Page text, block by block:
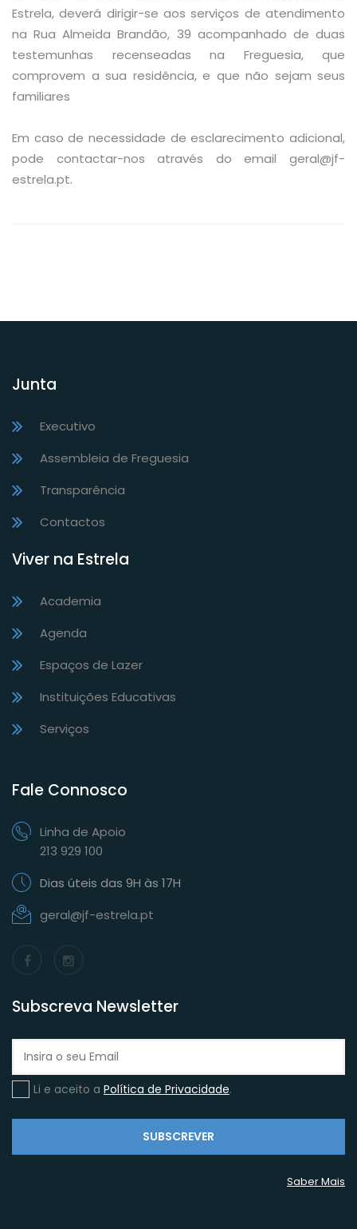
Estrela,deverá dirigir-se aos serviços de atendimento
na Rua Almeida Brandão, 39 acompanhado de duas
testemunhas recenseadas na Freguesia, que
comprovem a sua residência, e que não sejam seus
familiares
Em caso de necessidade de esclarecimento adicional,
pode contactar-nos através do email geral@jf-
estrela.pt.
Junta
Executivo
Assembleia de Freguesia
Transparência
Contactos
Viver na Estrela
Academia
Agenda
Espaços de Lazer
Instituições Educativas
Serviços
Fale Connosco
Linha de Apoio
213 929 100
Dias úteis das 9H às 17H
geral@jf-estrela.pt
Subscreva Newsletter
Li e aceito a Política de Privacidade.
SUBSCREVER
Saber Mais